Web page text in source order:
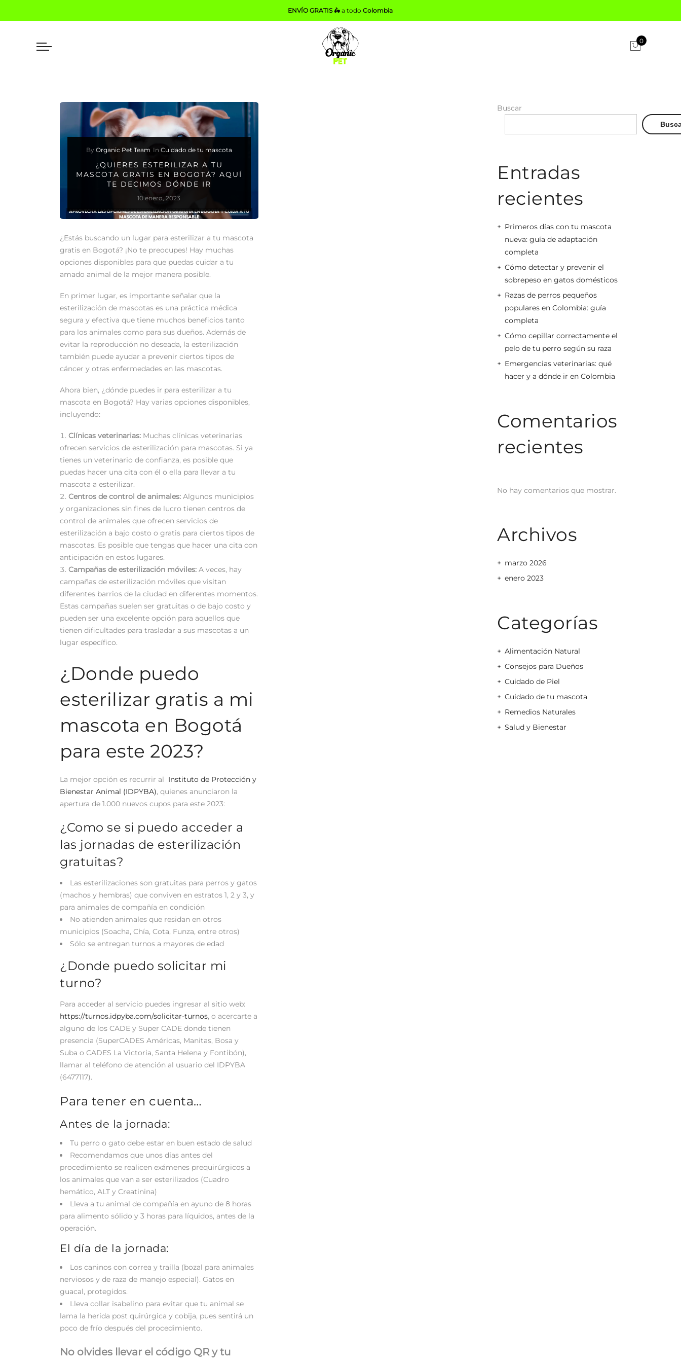
ENVÍO GRATIS 🛵 a todoColombia
0
By Organic Pet Team In Cuidado de tu mascota
¿QUIERES ESTERILIZAR A TU
MASCOTA GRATIS EN BOGOTÁ? AQUÍ
TE DECIMOS DÓNDE IR
10 enero, 2023
¿Estás buscando un lugar para esterilizar a tu mascota
gratis en Bogotá? ¡No te preocupes! Hay muchas
opciones disponibles para que puedas cuidar a tu
amado animal de la mejor manera posible.
En primer lugar, es importante señalar que la
esterilización de mascotas es una práctica médica
segura y efectiva que tiene muchos beneficios tanto
para los animales como para sus dueños. Además de
evitar la reproducción no deseada, la esterilización
también puede ayudar a prevenir ciertos tipos de
cáncer y otras enfermedades en las mascotas.
Ahora bien, ¿dónde puedes ir para esterilizar a tu
mascota en Bogotá? Hay varias opciones disponibles,
incluyendo:
Clínicas veterinarias: Muchas clínicas veterinarias
ofrecen servicios de esterilización para mascotas. Si ya
tienes un veterinario de confianza, es posible que
puedas hacer una cita con él o ella para llevar a tu
mascota a esterilizar.
Centros de control de animales: Algunos municipios
y organizaciones sin fines de lucro tienen centros de
control de animales que ofrecen servicios de
esterilización a bajo costo o gratis para ciertos tipos de
mascotas. Es posible que tengas que hacer una cita con
anticipación en estos lugares.
Campañas de esterilización móviles: A veces, hay
campañas de esterilización móviles que visitan
diferentes barrios de la ciudad en diferentes momentos.
Estas campañas suelen ser gratuitas o de bajo costo y
pueden ser una excelente opción para aquellos que
tienen dificultades para trasladar a sus mascotas a un
lugar específico.
¿Donde puedo
esterilizar gratis a mi
mascota en Bogotá
para este 2023?
La mejor opción es recurrir al Instituto de Protección y
Bienestar Animal (IDPYBA), quienes anunciaron la
apertura de 1.000 nuevos cupos para este 2023:
¿Como se si puedo acceder a
las jornadas de esterilización
gratuitas?
Las esterilizaciones son gratuitas para perros y gatos
(machos y hembras) que conviven en estratos 1, 2 y 3, y
para animales de compañía en condición
No atienden animales que residan en otros
municipios (Soacha, Chía, Cota, Funza, entre otros)
Sólo se entregan turnos a mayores de edad
¿Donde puedo solicitar mi
turno?
Para acceder al servicio puedes ingresar al sitio web:
https://turnos.idpyba.com/solicitar-turnos, o acercarte a
alguno de los CADE y Super CADE donde tienen
presencia (SuperCADES Américas, Manitas, Bosa y
Suba o CADES La Victoria, Santa Helena y Fontibón),
llamar al teléfono de atención al usuario del IDPYBA
(6477117).
Para tener en cuenta…
Antes de la jornada:
Tu perro o gato debe estar en buen estado de salud
Recomendamos que unos días antes del
procedimiento se realicen exámenes prequirúrgicos a
los animales que van a ser esterilizados (Cuadro
hemático, ALT y Creatinina)
Lleva a tu animal de compañía en ayuno de 8 horas
para alimento sólido y 3 horas para líquidos, antes de la
operación.
El día de la jornada:
Los caninos con correa y traílla (bozal para animales
nerviosos y de raza de manejo especial). Gatos en
guacal, protegidos.
Lleva collar isabelino para evitar que tu animal se
lama la herida post quirúrgica y cobija, pues sentirá un
poco de frío después del procedimiento.
No olvides llevar el código QR y tu
Buscar
Entradas
recientes
Primeros días con tu mascota
nueva: guía de adaptación
completa
Cómo detectar y prevenir el
sobrepeso en gatos domésticos
Razas de perros pequeños
populares en Colombia: guía
completa
Cómo cepillar correctamente el
pelo de tu perro según su raza
Emergencias veterinarias: qué
hacer y a dónde ir en Colombia
Comentarios
recientes
No hay comentarios que mostrar.
Archivos
marzo 2026
enero 2023
Categorías
Alimentación Natural
Consejos para Dueños
Cuidado de Piel
Cuidado de tu mascota
Remedios Naturales
Salud y Bienestar